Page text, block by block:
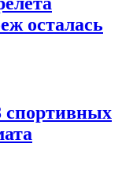
осталась
спортивных